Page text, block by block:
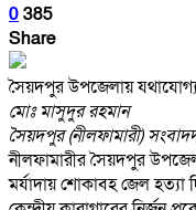
0385
Share
সৈয়দপুর উপজেলায়
মোঃ মাসুদুর রহমান
সৈয়দপুর (নীলফামারী)
নীলফামারীর সৈয়দপুর
মর্যাদায় শোকাবহ জেল হত্যা